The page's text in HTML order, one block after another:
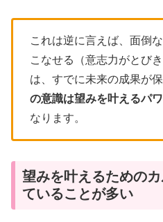
これは逆に言えば、面倒
こなせる（意志力がとび
は、すでに未来の成果が
の意識は望みを叶えるパ
なります。
望みを叶えるための
ていることが多い